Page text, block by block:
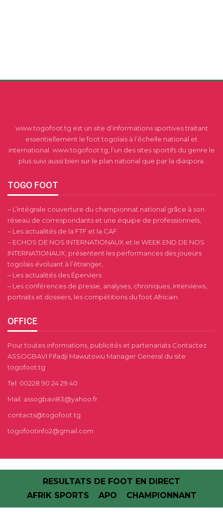
www.togofoot.tg est un site d’informations sportives traitant
essentiellement le foot togolais à l’échelle national et
international. www.togofoot.tg, l’un des sites sportifs du genre le
plus suivi aussi bien sur le plan national que par la diaspora.
TOGO FOOT
– L’intégrale couverture du championnat national grâce à son
réseau de correspondants et une équipe de professionnels,
– Les actualités de la FTF et la CAF
– ECHOS DE NOS INTERNATIONAUX et le WEEK END DE NOS
INTERNATIONAUX, présentent les performances des joueurs
togolais évoluant à l’étranger,
– Les actualités des Éperviers
– Les conférences de presse, analyses, chroniques, interviews,
portraits et dossiers, les compétitions du foot Africain.
OFFICE
Pour toutes informations, publicités et partenariats Contactez
ASSOGBAVI Fifadji Mawutowu Manager General du site
togofoot.tg
Tel: 00228 90 24 29 40
Mail: assogbavi83@yahoo.fr
contacts@togofoot.tg
togofootinfo2@gmail.com
RESULTATS DE FOOT EN DIRECT
AFRIK SPORTS
APO CHAMPIONNANT